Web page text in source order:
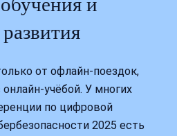
от офлайн‑поездок,
У многих
по цифровой
2025 есть